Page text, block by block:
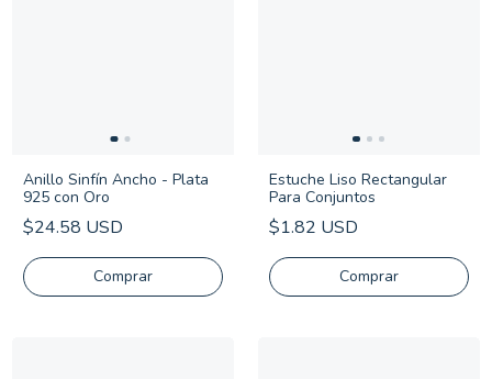
Anillo Sinfín Ancho - Plata
925 con Oro
$24.58 USD
Comprar
Estuche Liso Rectangular
Para Conjuntos
$1.82 USD
Comprar